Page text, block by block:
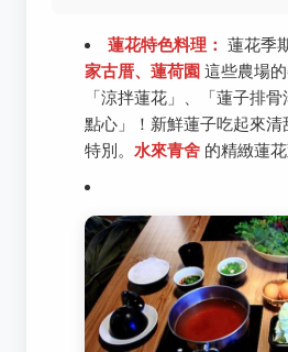
蓮花特色料理： 蓮花季
家古厝、蓮荷園這些農場
「涼拌蓮花」、「蓮子排
點心」！新鮮蓮子吃起來清
特別。 水來青舍的精緻蓮花